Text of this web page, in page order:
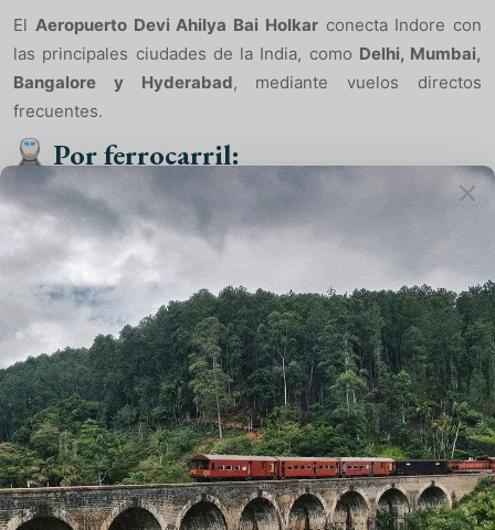
El Aeropuerto Devi Ahilya Bai Holkarconecta Indore con
las principales ciudades de la India, como Delhi, Mumbai,
Bangalore y Hyderabad, mediante vuelos directos
frecuentes.
Por ferrocarril:
Indore cuenta con buenas conexiones ferroviarias. Trenes
expresos unen la ciudad conDelhi, Mumbai, Jaipur y
Bhopalde forma regular.
Por carretera:
Indore está conectada por autobuses y taxis con ciudades
cercanas como:
Ujjain(55 km, aproximadamente 1.5 horas)
Bhopal(186 km, alrededor de 5 horas)